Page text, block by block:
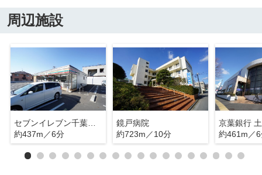
周辺施設
セブンイレブン千葉あすみが丘1丁目店
約437m／6分
鏡戸病院
約723m／10分
京葉銀行
約461m／